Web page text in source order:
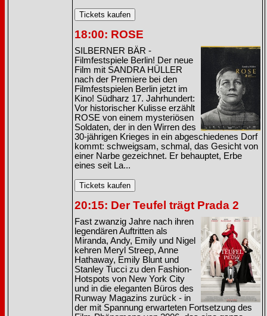
18:00: ROSE
SILBERNER BÄR -
Filmfestspiele Berlin! Der neue
Film mit SANDRA HÜLLER
nach der Premiere bei den
Filmfestspielen Berlin jetzt im
Kino! Südharz 17. Jahrhundert:
Vor historischer Kulisse erzählt
ROSE von einem mysteriösen
Soldaten, der in den Wirren des
30-jährigen Krieges in ein abgeschiedenes Dorf
kommt: schweigsam, schmal, das Gesicht von
einer Narbe gezeichnet. Er behauptet, Erbe
eines seit La...
20:15: Der Teufel trägt Prada 2
Fast zwanzig Jahre nach ihren
legendären Auftritten als
Miranda, Andy, Emily und Nigel
kehren Meryl Streep, Anne
Hathaway, Emily Blunt und
Stanley Tucci zu den Fashion-
Hotspots von New York City
und in die eleganten Büros des
Runway Magazins zurück - in
der mit Spannung erwarteten Fortsetzung des